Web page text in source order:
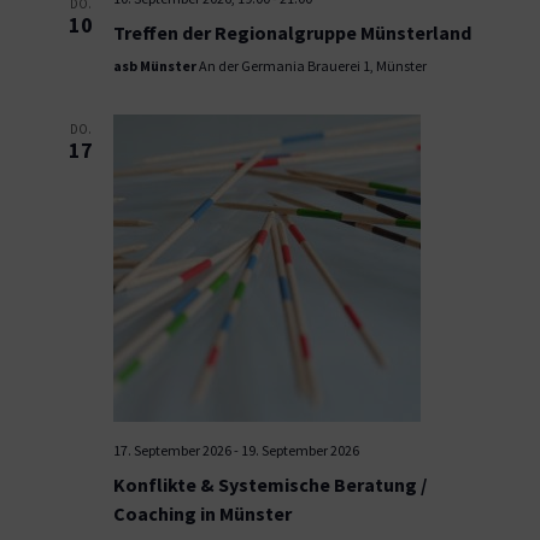
DO.
10 Treffen der Regionalgruppe Münsterland
asb MünsterAn der Germania Brauerei 1, Münster
DO.
17
17. September 2026- 19. September 2026
Konflikte & Systemische Beratung /
Coaching in Münster